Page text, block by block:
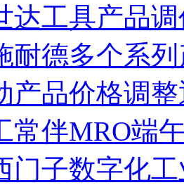
达工具产品
耐德多个系
产品价格调
常伴MRO端
门子数字化